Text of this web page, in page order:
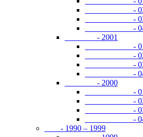
- 02-
- 03-
- 04-
- 2001
- 01-
- 02-
- 03-
- 04-
- 2000
- 01-
- 02-
- 03-
- 04-
- 1990 – 1999